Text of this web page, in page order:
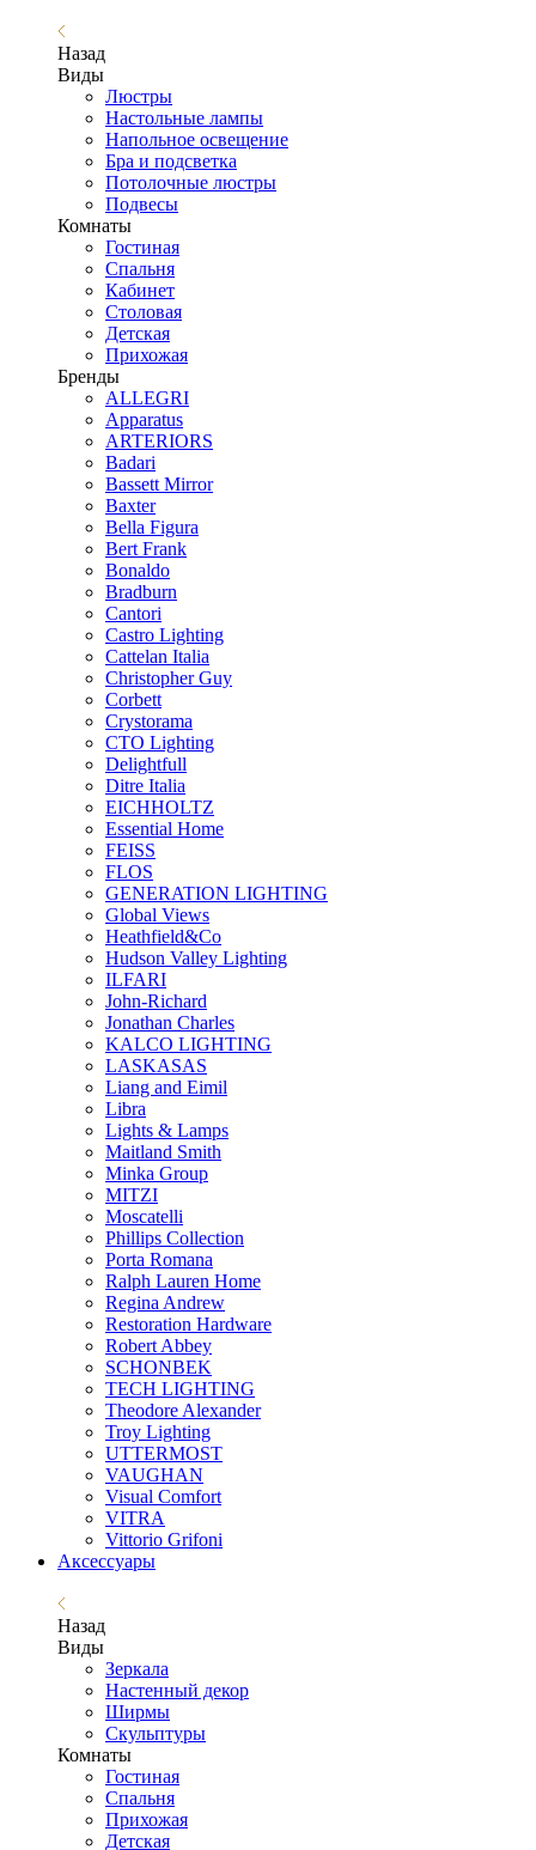
Назад
Виды
Люстры
Настольные лампы
Напольное освещение
Бра и подсветка
Потолочные люстры
Подвесы
Комнаты
Гостиная
Спальня
Кабинет
Столовая
Детская
Прихожая
Бренды
ALLEGRI
Apparatus
ARTERIORS
Badari
Bassett Mirror
Baxter
Bella Figura
Bert Frank
Bonaldo
Bradburn
Cantori
Castro Lighting
Cattelan Italia
Christopher Guy
Corbett
Crystorama
CTO Lighting
Delightfull
Ditre Italia
EICHHOLTZ
Essential Home
FEISS
FLOS
GENERATION LIGHTING
Global Views
Heathfield&Co
Hudson Valley Lighting
ILFARI
John-Richard
Jonathan Charles
KALCO LIGHTING
LASKASAS
Liang and Eimil
Libra
Lights & Lamps
Maitland Smith
Minka Group
MITZI
Moscatelli
Phillips Collection
Porta Romana
Ralph Lauren Home
Regina Andrew
Restoration Hardware
Robert Abbey
SCHONBEK
TECH LIGHTING
Theodore Alexander
Troy Lighting
UTTERMOST
VAUGHAN
Visual Comfort
VITRA
Vittorio Grifoni
Аксессуары
Назад
Виды
Зеркала
Настенный декор
Ширмы
Скульптуры
Комнаты
Гостиная
Спальня
Прихожая
Детская